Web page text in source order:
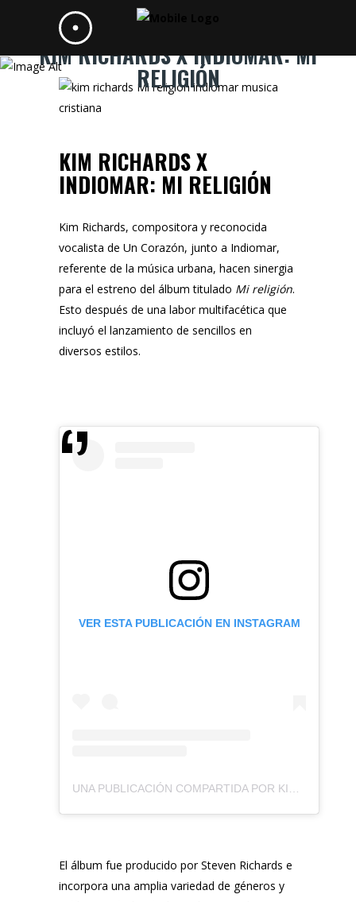
KIM RICHARDS X INDIOMAR: MI
RELIGIÓN
KIM RICHARDS X
INDIOMAR: MI RELIGIÓN
Kim Richards, compositora y reconocida
vocalista de Un Corazón, junto a Indiomar,
referente de la música urbana, hacen sinergia
para el estreno del álbum titulado Mi religión.
Esto después de una labor multifacética que
incluyó el lanzamiento de sencillos en
diversos estilos.
VER ESTA PUBLICACIÓN EN INSTAGRAM
El álbum fue producido porSteven Richards e
incorpora una amplia variedad de géneros y